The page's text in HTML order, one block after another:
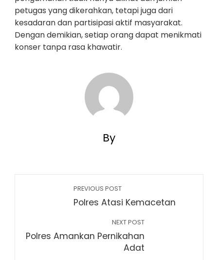
petugas yang dikerahkan, tetapi juga dari
kesadaran dan partisipasi aktif masyarakat.
Dengan demikian, setiap orang dapat menikmati
konser tanpa rasa khawatir.
By
PREVIOUS POST
Polres Atasi Kemacetan
NEXT POST
Polres Amankan Pernikahan
Adat